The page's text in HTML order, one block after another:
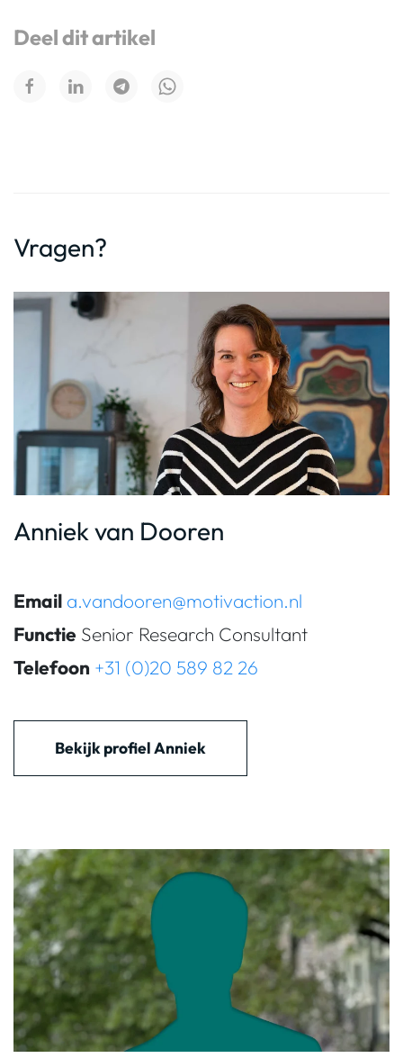
Deel dit artikel
Vragen?
Anniek van Dooren
Email a.vandooren@motivaction.nl
Functie Senior Research Consultant
Telefoon +31 (0)20 589 82 26
Bekijk profiel Anniek